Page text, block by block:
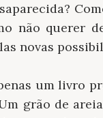
não querer
novas
um livro
grão de